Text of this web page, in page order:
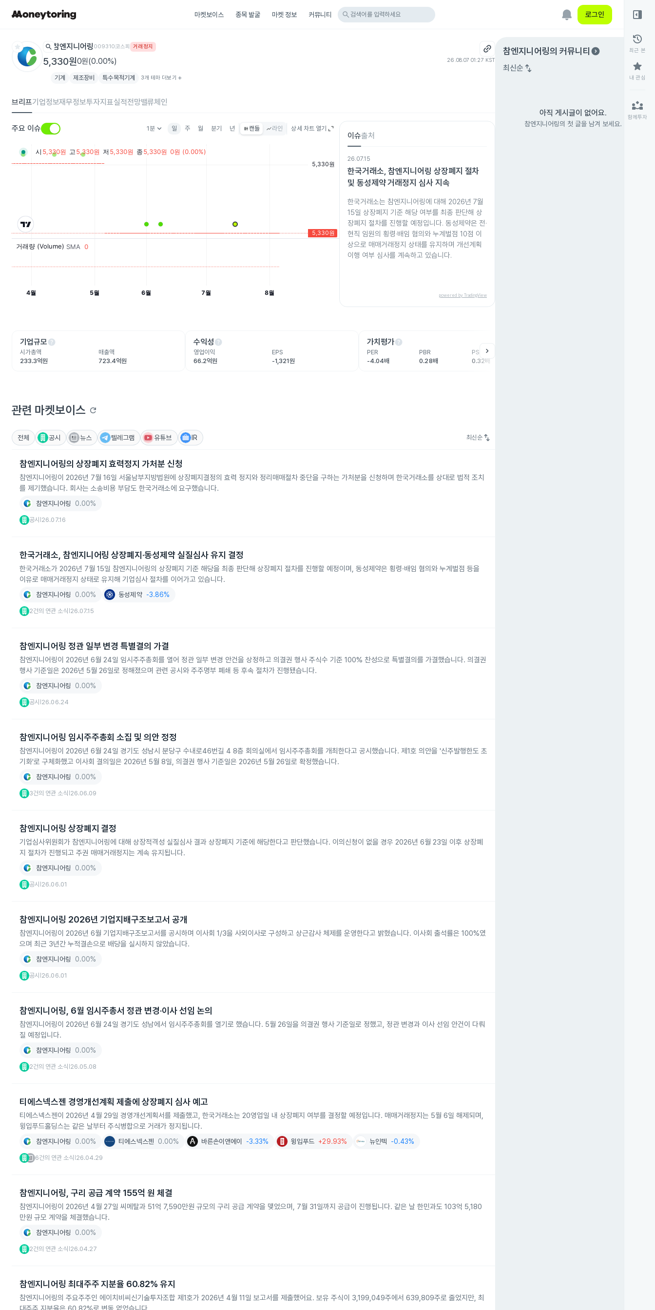
마켓보이스 종목 발굴 마켓 정보 커뮤니티 search 검색어를 입력하세요 로그인
star search 참엔지니어링 009310코스피 거래정지
5,330원0원(0.00%) 26.08.07 01:27 KST
기계 제조장비 특수목적기계 3개 테마 더보기 add
브리프기업정보재무정보투자지표실적전망밸류체인
주요 이슈 1분keyboard_arrow_down 일 주 월 분기 년 캔들 라인 상세 차트 열기
이슈출처
26.07.15
한국거래소, 참엔지니어링 상장폐지 절차
및 동성제약 거래정지 심사 지속
한국거래소는 참엔지니어링에 대해 2026년 7월
15일 상장폐지 기준 해당 여부를 최종 판단해 상
장폐지 절차를 진행할 예정입니다. 동성제약은 전·
현직 임원의 횡령·배임 혐의와 누계벌점 10점 이
상으로 매매거래정지 상태를 유지하며 개선계획
이행 여부 심사를 계속하고 있습니다.
powered by TradingView
기업규모help
시가총액
233.3억원
매출액
723.4억원
수익성help
영업이익
66.2억원
EPS
-1,321원
가치평가help
PER
-4.04배
PBR
0.28배
PSR
0.32배
chevron_right
관련 마켓보이스 refresh
전체 공시 뉴스 텔레그램 유튜브 IR 최신순 swap_vert
참엔지니어링의 상장폐지 효력정지 가처분 신청
참엔지니어링이 2026년 7월 16일 서울남부지방법원에 상장폐지결정의 효력 정지와 정리매매절차 중단을 구하는 가처분을 신청하며 한국거래소를 상대로 법적 조치
를 제기했습니다. 회사는 소송비용 부담도 한국거래소에 요구했습니다.
참엔지니어링 0.00%
공시 26.07.16
한국거래소, 참엔지니어링 상장폐지·동성제약 실질심사 유지 결정
한국거래소가 2026년 7월 15일 참엔지니어링의 상장폐지 기준 해당을 최종 판단해 상장폐지 절차를 진행할 예정이며, 동성제약은 횡령·배임 혐의와 누계벌점 등을
이유로 매매거래정지 상태로 유지해 기업심사 절차를 이어가고 있습니다.
참엔지니어링 0.00% 동성제약 -3.86%
2건의 연관 소식 26.07.15
참엔지니어링 정관 일부 변경 특별결의 가결
참엔지니어링이 2026년 6월 24일 임시주주총회를 열어 정관 일부 변경 안건을 상정하고 의결권 행사 주식수 기준 100% 찬성으로 특별결의를 가결했습니다. 의결권
행사 기준일은 2026년 5월 26일로 정해졌으며 관련 공시와 주주명부 폐쇄 등 후속 절차가 진행됐습니다.
참엔지니어링 0.00%
공시 26.06.24
참엔지니어링 임시주주총회 소집 및 의안 정정
참엔지니어링이 2026년 6월 24일 경기도 성남시 분당구 수내로46번길 4 8층 회의실에서 임시주주총회를 개최한다고 공시했습니다. 제1호 의안을 '신주발행한도 초
기화'로 구체화했고 이사회 결의일은 2026년 5월 8일, 의결권 행사 기준일은 2026년 5월 26일로 확정했습니다.
참엔지니어링 0.00%
3건의 연관 소식 26.06.09
참엔지니어링 상장폐지 결정
기업심사위원회가 참엔지니어링에 대해 상장적격성 실질심사 결과 상장폐지 기준에 해당한다고 판단했습니다. 이의신청이 없을 경우 2026년 6월 23일 이후 상장폐
지 절차가 진행되고 주권 매매거래정지는 계속 유지됩니다.
참엔지니어링 0.00%
공시 26.06.01
참엔지니어링 2026년 기업지배구조보고서 공개
참엔지니어링이 2026년 6월 기업지배구조보고서를 공시하며 이사회 1/3을 사외이사로 구성하고 상근감사 체제를 운영한다고 밝혔습니다. 이사회 출석률은 100%였
으며 최근 3년간 누적결손으로 배당을 실시하지 않았습니다.
참엔지니어링 0.00%
공시 26.06.01
참엔지니어링, 6월 임시주총서 정관 변경·이사 선임 논의
참엔지니어링이 2026년 6월 24일 경기도 성남에서 임시주주총회를 열기로 했습니다. 5월 26일을 의결권 행사 기준일로 정했고, 정관 변경과 이사 선임 안건이 다뤄
질 예정입니다.
참엔지니어링 0.00%
2건의 연관 소식 26.05.08
티에스넥스젠 경영개선계획 제출에 상장폐지 심사 예고
티에스넥스젠이 2026년 4월 29일 경영개선계획서를 제출했고, 한국거래소는 20영업일 내 상장폐지 여부를 결정할 예정입니다. 매매거래정지는 5월 6일 해제되며,
윙입푸드홀딩스는 같은 날부터 주식병합으로 거래가 정지됩니다.
참엔지니어링 0.00% 티에스넥스젠 0.00% 바른손이앤에이 -3.33% 윙입푸드 +29.93% 뉴인텍 -0.43%
6건의 연관 소식 26.04.29
참엔지니어링, 구리 공급 계약 155억 원 체결
참엔지니어링이 2026년 4월 27일 씨메탈과 51억 7,590만원 규모의 구리 공급 계약을 맺었으며, 7월 31일까지 공급이 진행됩니다. 같은 날 한민과도 103억 5,180
만원 규모 계약을 체결했습니다.
참엔지니어링 0.00%
2건의 연관 소식 26.04.27
참엔지니어링 최대주주 지분율 60.82% 유지
참엔지니어링의 주요주주인 에이치비씨신기술투자조합 제1호가 2026년 4월 11일 보고서를 제출했어요. 보유 주식이 3,199,049주에서 639,809주로 줄었지만, 최
참엔지니어링의 커뮤니티 expand_circle_right
최신순 swap_vert
아직 게시글이 없어요.
참엔지니어링의 첫 글을 남겨 보세요.
right_panel_open
history
최근 본
star
내 관심
partner_exchange
함께투자